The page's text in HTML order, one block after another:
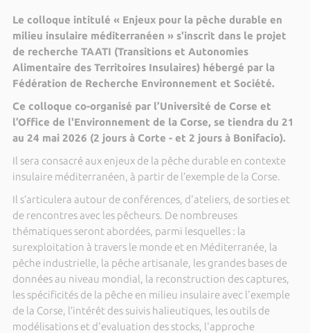
Le colloque intitulé « Enjeux pour la pêche durable en
milieu insulaire méditerranéen » s'inscrit dans le projet
de recherche TAATI (Transitions et Autonomies
Alimentaire des Territoires Insulaires) hébergé par la
Fédération de Recherche Environnement et Société.
Ce colloque co-organisé par l’Université de Corse et
l’Office de l'Environnement de la Corse, se tiendra du 21
au 24 mai 2026 (2 jours à Corte - et 2 jours à Bonifacio).
Il sera consacré aux enjeux de la pêche durable en contexte
insulaire méditerranéen, à partir de l’exemple de la Corse.
Il s’articulera autour de conférences, d'ateliers, de sorties et
de rencontres avec les pêcheurs. De nombreuses
thématiques seront abordées, parmi lesquelles : la
surexploitation à travers le monde et en Méditerranée, la
pêche industrielle, la pêche artisanale, les grandes bases de
données au niveau mondial, la reconstruction des captures,
les spécificités de la pêche en milieu insulaire avec l'exemple
de la Corse, l’intérêt des suivis halieutiques, les outils de
modélisations et d'evaluation des stocks, l'approche